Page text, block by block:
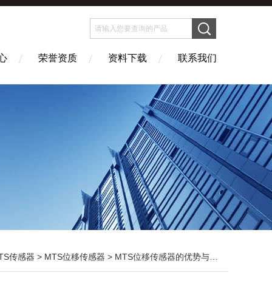
荣誉资质 资料下载 联系我们
传感器 > MTS位移传感器 > MTS位移传感器的优势与特征